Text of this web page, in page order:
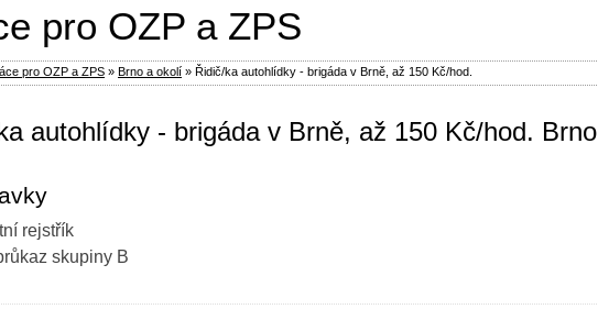
autohlídky - brigáda v Brně, až 150 Kč/hod. Brno
rejstřík
skupiny B
pro OZP a ZPS
pro OZP a ZPS » Brno a okolí » Řidič/ka autohlídky - brigáda v Brně, až 150 Kč/hod.